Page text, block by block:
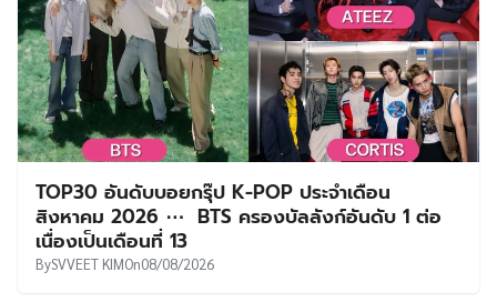
TOP30 อันดับบอยกรุ๊ป K-POP ประจำเดือน
สิงหาคม 2026 ⋯ BTS ครองบัลลังก์อันดับ 1 ต่อ
เนื่องเป็นเดือนที่ 13
BySVVEET KIMOn08/08/2026